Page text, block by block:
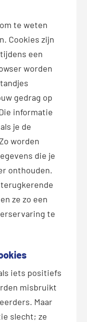
te weten
Cookies zijn
een
worden
gedrag op
informatie
je de
worden
die je
onthouden.
ze zo een
te
iets positiefs
misbruikt
Maar
slecht; ze